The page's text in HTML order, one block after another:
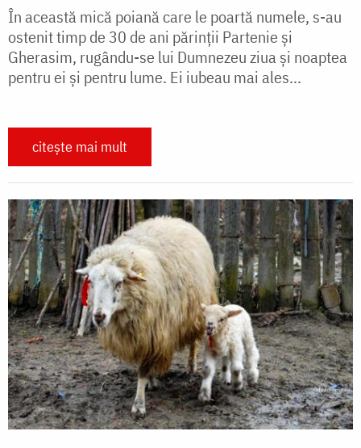
În această mică poiană care le poartă numele, s-au
ostenit timp de 30 de ani părinţii Partenie şi
Gherasim, rugându-se lui Dumnezeu ziua şi noaptea
pentru ei şi pentru lume. Ei iubeau mai ales...
citește mai mult